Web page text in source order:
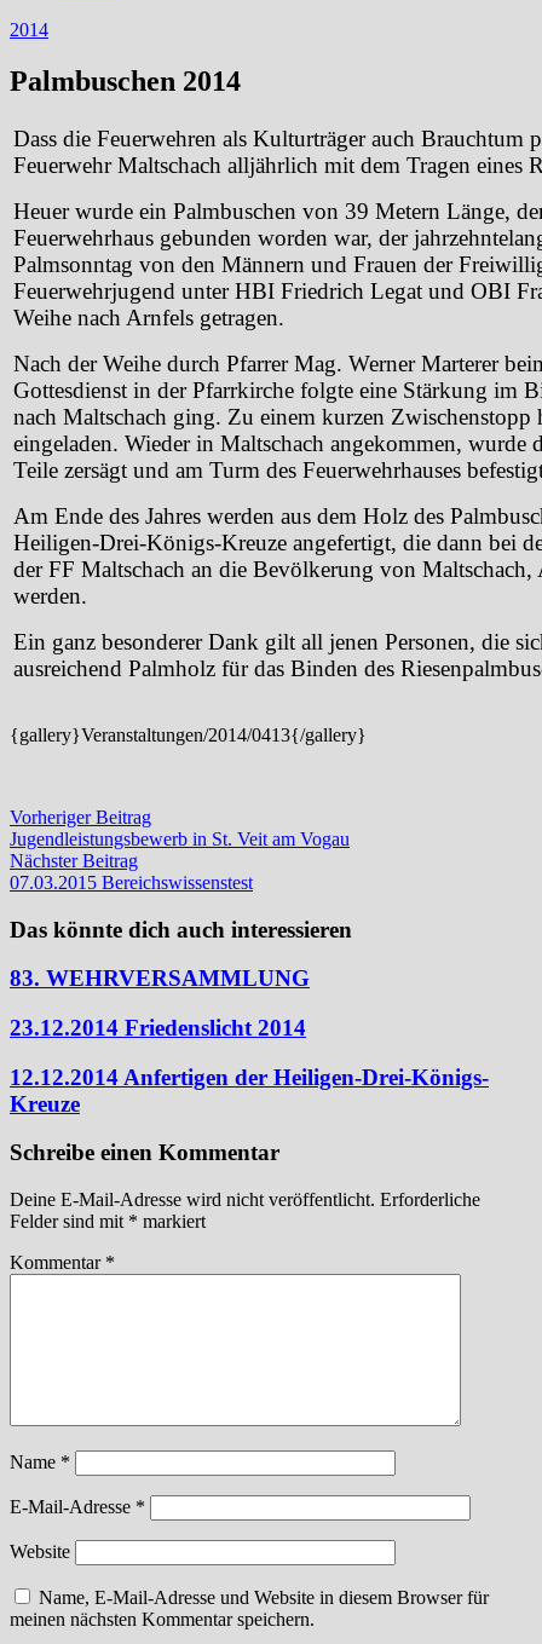
2014
Palmbuschen 2014
Dass die Feuerwehren als Kulturträger auch Brauchtum
Feuerwehr Maltschach alljährlich mit dem Tragen eines
Heuer wurde ein Palmbuschen von 39 Metern Länge,
Feuerwehrhaus gebunden worden war, der
Palmsonntag von den Männern und Frauen der
Feuerwehrjugend unter HBI Friedrich Legat und OBI
Weihe nach Arnfels getragen.
Nach der Weihe durch Pfarrer Mag. Werner Marterer
Gottesdienst in der Pfarrkirche folgte eine Stärkung im
nach Maltschach ging. Zu einem kurzen
eingeladen. Wieder in Maltschach angekommen, wurde
Teile zersägt und am Turm des Feuerwehrhauses
Am Ende des Jahres werden aus dem Holz des
Heiligen-Drei-Königs-Kreuze angefertigt, die dann bei
der FF Maltschach an die Bevölkerung von
werden.
Ein ganz besonderer Dank gilt all jenen Personen, die
ausreichend Palmholz für das Binden des
{gallery}Veranstaltungen/2014/0413{/gallery}
Beitragsnavigation
Vorheriger BeitragVorheriger
Beitrag:
Jugendleistungsbewerb in St. Veit am Vogau
Nächster BeitragNächster
Beitrag:
07.03.2015 Bereichswissenstest
Das könnte dich auch interessieren
83. WEHRVERSAMMLUNG
23.12.2014 Friedenslicht 2014
12.12.2014 Anfertigen der Heiligen-Drei-Königs-
Kreuze
Schreibe einen Kommentar
Deine E-Mail-Adresse wird nicht veröffentlicht. Erforderliche
Felder sind mit * markiert
Kommentar *
Name *
E-Mail-Adresse *
Website
Name, E-Mail-Adresse und Website in diesem Browser für
meinen nächsten Kommentar speichern.